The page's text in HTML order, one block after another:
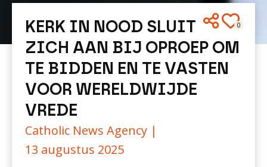
0
KERK IN NOOD SLUIT
ZICH AAN BIJ OPROEP OM
TE BIDDEN EN TE VASTEN
VOOR WERELDWIJDE
VREDE
Catholic News Agency |
13 augustus 2025